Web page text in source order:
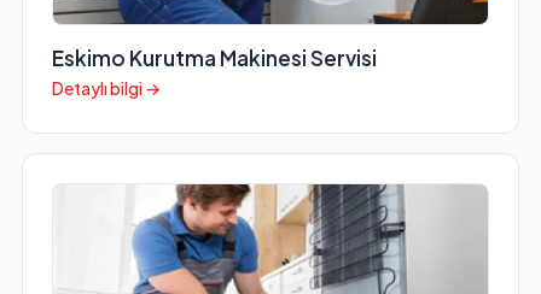
Eskimo Kurutma Makinesi Servisi
Detaylı bilgi →